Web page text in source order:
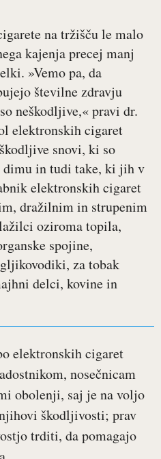
na tržišču le malo
kajenja precej manj
»Vemo pa, da
številne zdravju
neškodljive,« pravi dr.
elektronskih cigaret
snovi, ki so
dimu in tudi take, ki jih v
elektronskih cigaret
dražilnim in strupenim
oziroma topila,
spojine,
za tobak
delci, kovine in
elektronskih cigaret
nosečnicam
obolenji, saj je na voljo
škodljivosti; prav
trditi, da pomagajo